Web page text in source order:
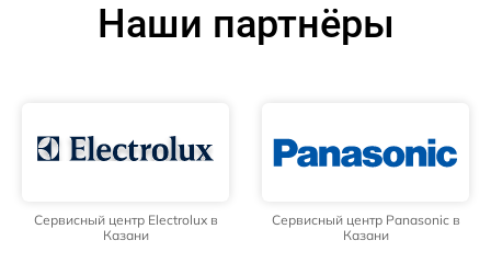
Наши партнёры
Сервисный центр Electrolux в
Казани
Сервисный центр Panasonic в
Казани